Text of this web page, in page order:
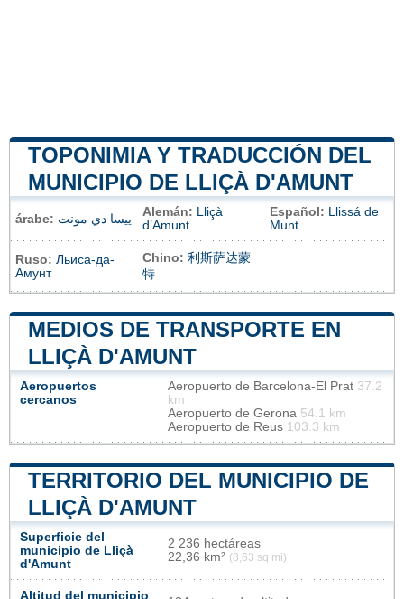
TOPONIMIA Y TRADUCCIÓN DEL
MUNICIPIO DE LLIÇÀ D'AMUNT
árabe: ييسا دي مونت
Alemán: Lliçà
d’Amunt
Español: Llissá de
Munt
Ruso: Льиса-да-
Амунт
Chino: 利斯萨达蒙
特
MEDIOS DE TRANSPORTE EN
LLIÇÀ D'AMUNT
Aeropuertos
cercanos
Aeropuerto de Barcelona-El Prat 37.2
km
Aeropuerto de Gerona 54.1 km
Aeropuerto de Reus 103.3 km
TERRITORIO DEL MUNICIPIO DE
LLIÇÀ D'AMUNT
Superficie del
municipio de Lliçà
d'Amunt
2 236 hectáreas
22,36 km² (8,63 sq mi)
Altitud del municipio